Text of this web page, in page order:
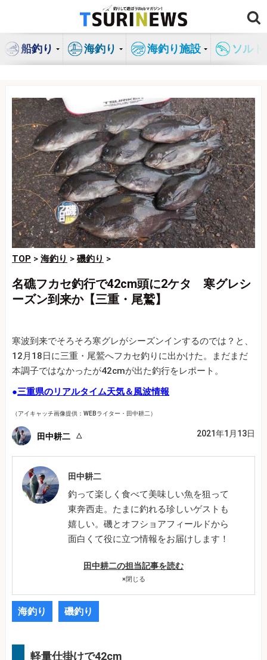
ン
船釣り 海釣り 海釣り施設 ソル
TOP > 海釣り > 磯釣り >
名礁フカセ釣行で42cm頭に2ケタ 寒グレシ
ーズン到来か【三重・尾鷲】
寒波到来でそろそろ寒グレがシーズンインするのでは？と、
12月18日に三重・尾鷲へフカセ釣りに出かけた。まだまだ
本調子ではなかったが42cmが出た釣行をレポート。
●三重県のリアルタイム天気＆風波情報
（アイキャッチ画像提供：WEBライター・田中耕二）
田中耕二 2021年1月13日
田中耕二
釣って楽しく食べて美味しい魚を狙って
東奔西走。たまに釣れる珍しいゲストも
嬉しい。磯とオフショアフィールドから
面白くて役に立つ情報をお届けします！
田中耕二の担当記事を読む
×閉じる
海釣り 磯釣り
軽量仕掛けで42cm